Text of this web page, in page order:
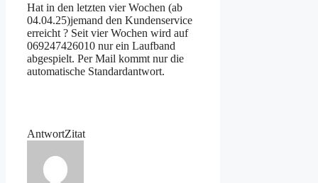
Hat in den letzten vier Wochen (ab
04.04.25)jemand den Kundenservice
erreicht ? Seit vier Wochen wird auf
069247426010 nur ein Laufband
abgespielt. Per Mail kommt nur die
automatische Standardantwort.
AntwortZitat